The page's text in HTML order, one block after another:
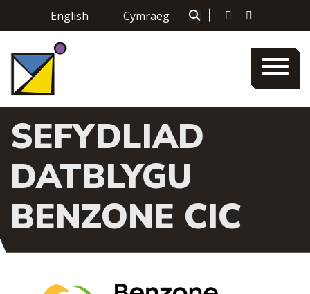
English Cymraeg
SEFYDLIAD
DATBLYGU
BENZONE CIC